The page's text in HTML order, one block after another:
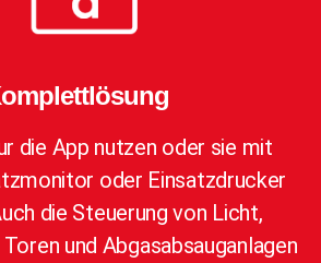
die App nutzen oder sie mit
oder Einsatzdrucker
die Steuerung von Licht,
und Abgasabsauganlagen